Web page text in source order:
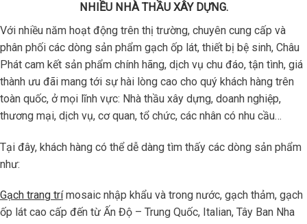
NHIỀU NHÀ THẦU XÂY DỰNG.
Với nhiều năm hoạt động trên thị trường, chuyên cung cấp và
phân phối các dòng sản phẩm gạch ốp lát, thiết bị bệ sinh, Châu
Phát cam kết sản phẩm chính hãng, dịch vụ chu đáo, tận tình, giá
thành ưu đãi mang tới sự hài lòng cao cho quý khách hàng trên
toàn quốc, ở mọi lĩnh vực: Nhà thầu xây dựng, doanh nghiệp,
thương mại, dịch vụ, cơ quan, tổ chức, các nhân có nhu cầu…
Tại đây, khách hàng có thể dễ dàng tìm thấy các dòng sản phẩm
như:
Gạch trang trímosaic nhập khẩu và trong nước, gạch thảm, gạch
ốp lát cao cấp đến từ Ấn Độ – Trung Quốc, Italian, Tây Ban Nha